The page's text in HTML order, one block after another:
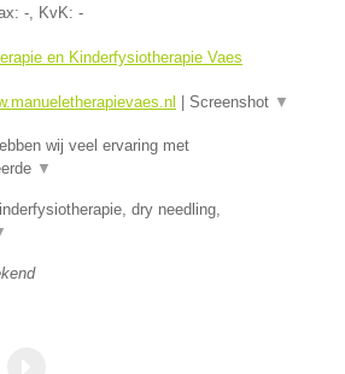
-, KvK: -
en Kinderfysiotherapie Vaes
Screenshot ▼
wij veel ervaring met
▼
dry needling,